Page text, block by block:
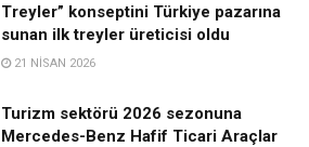
Treyler” konseptini Türkiye pazarına
sunan ilk treyler üreticisi oldu
21 NISAN 2026
Turizm sektörü 2026 sezonuna
Mercedes-Benz Hafif Ticari Araçlar